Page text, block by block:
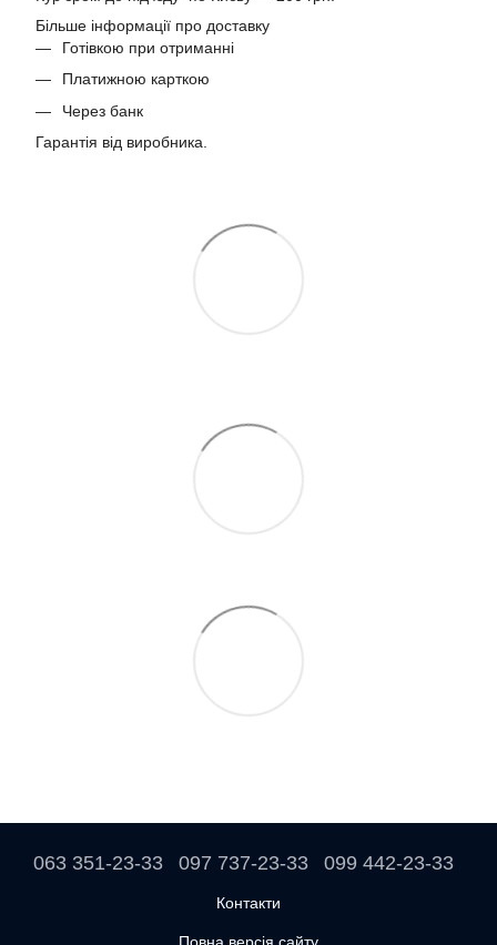
Більше інформації про доставку
Готівкою при отриманні
Платижною карткою
Через банк
Гарантія від виробника.
063 351-23-33 097 737-23-33 099 442-23-33
Контакти